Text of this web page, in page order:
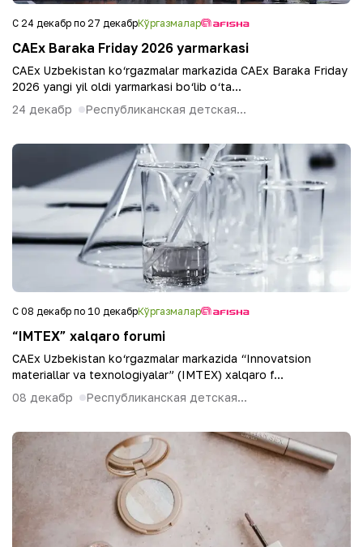
С 24 декабр по 27 декабрКўргазмалар
CAEx Baraka Friday 2026 yarmarkasi
CAEx Uzbekistan ko‘rgazmalar markazida CAEx Baraka Friday
2026 yangi yil oldi yarmarkasi bo‘lib o‘ta...
24 декабр
Республиканская детская...
С 08 декабр по 10 декабрКўргазмалар
“IMTEX” xalqaro forumi
CAEx Uzbekistan ko‘rgazmalar markazida “Innovatsion
materiallar va texnologiyalar” (IMTEX) xalqaro f...
08 декабр
Республиканская детская...